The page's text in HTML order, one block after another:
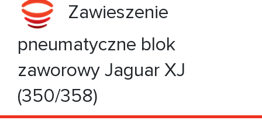
Zawieszenie
pneumatyczne blok
zaworowy Jaguar XJ
(350/358)